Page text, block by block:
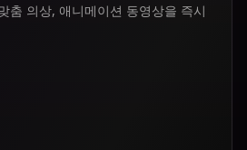
춤 의상, 애니메이션 동영상을 즉시